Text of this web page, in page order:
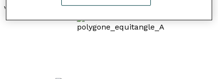
Voici des polygones équiangles :